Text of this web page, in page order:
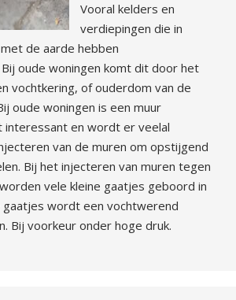
Vooral kelders en
verdiepingen die in
de aarde hebben
oude woningen komt dit door het
vochtkering, of ouderdom van de
oude woningen is een muur
interessant en wordt er veelal
van de muren om opstijgend
Bij het injecteren van muren tegen
vele kleine gaatjes geboord in
gaatjes wordt een vochtwerend
Bij voorkeur onder hoge druk.